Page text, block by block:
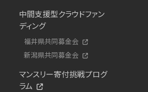
中間支援型クラウドファン
ディング
福井県共同募金会
新潟県共同募金会
マンスリー寄付挑戦プログ
ラム